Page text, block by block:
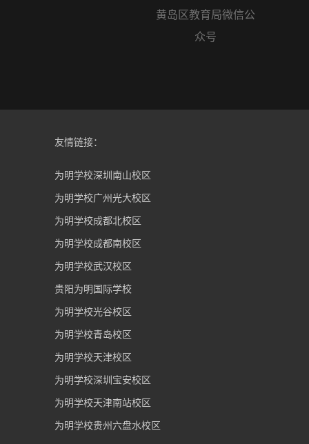
黄岛区教育局微信公
众号
友情链接：
为明学校深圳南山校区
为明学校广州光大校区
为明学校成都北校区
为明学校成都南校区
为明学校武汉校区
贵阳为明国际学校
为明学校光谷校区
为明学校青岛校区
为明学校天津校区
为明学校深圳宝安校区
为明学校天津南站校区
为明学校贵州六盘水校区